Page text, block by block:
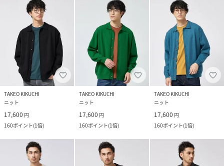
TAKEO KIKUCHI
ニット
17,600 円
160ポイント(1倍)
TAKEO KIKUCHI
ニット
17,600 円
160ポイント(1倍)
TAKEO KIKUCHI
ニット
17,600 円
160ポイント(1倍)